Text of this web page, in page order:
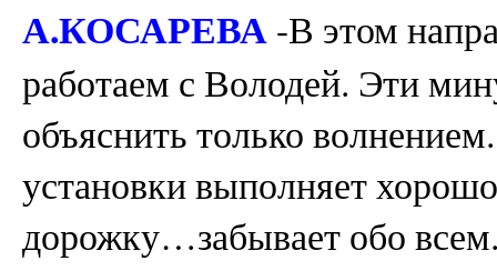
А.КОСАРЕВА-В этом
работаем с Володей. Эти
объяснить только
установки выполняет
дорожку…забывает обо